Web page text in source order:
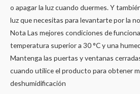
o apagar la luz cuando duermes. Y
luz que necesitas para levantarte por la
Nota Las mejores condiciones de
temperatura superior a 30 °C y una
Mantenga las puertas y ventanas
cuando utilice el producto para obtener
deshumidificación